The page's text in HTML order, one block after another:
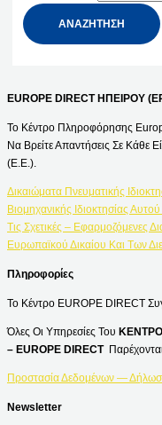
EUROPE DIRECT ΗΠΕΙΡΟΥ
Το Κέντρο Πληροφόρησης
Να Βρείτε Απαντήσεις Σε Κάθε
(Ε.Ε.).
Δικαιώματα Πνευματικής
Βιομηχανικής Ιδιοκτησίας
Τις Σχετικές – Εφαρμοζόμενες
Ευρωπαϊκού Δικαίου Και Των
Πληροφορίες
Το Κέντρο EUROPE DIRECT
Όλες Οι Υπηρεσίες Του
– EUROPE DIRECT Παρέχονται
Προστασία Δεδομένων —
Newsletter